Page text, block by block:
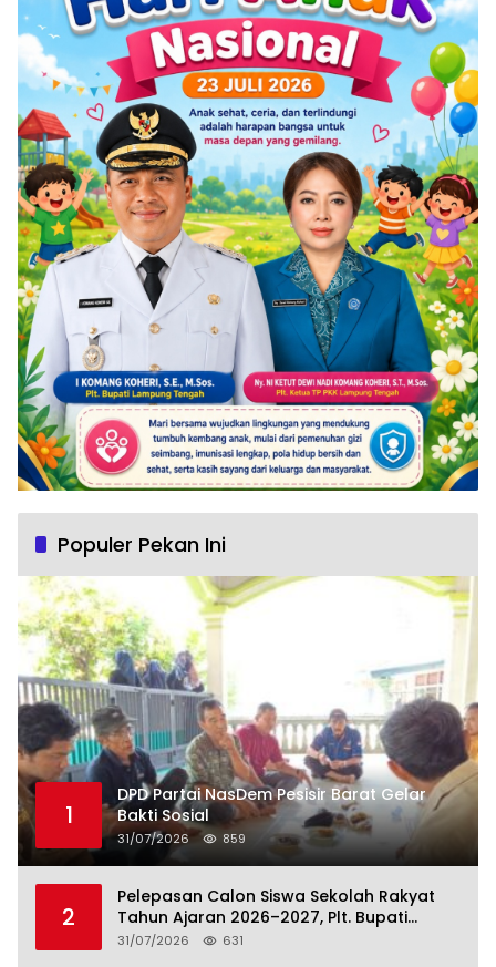
Populer Pekan Ini
1
DPD Partai NasDem Pesisir Barat Gelar
Bakti Sosial
31/07/2026 859
2
Pelepasan Calon Siswa Sekolah Rakyat
Tahun Ajaran 2026–2027, Plt. Bupati
Lamteng Tegaskan Komitmen Hadirkan
31/07/2026 631